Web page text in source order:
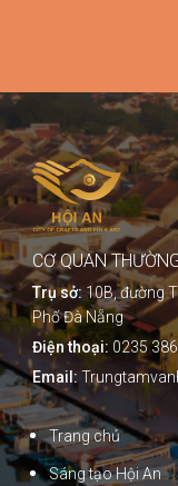
CƠ QUAN
Trụ sở: 10B, đường
Phố Đà Nẵng
Điện thoại: 0235
Email:
Trang chủ
Sáng tạo Hội An